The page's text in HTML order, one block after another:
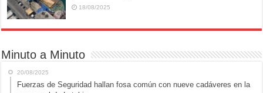
18/08/2025
Minuto a Minuto
20/08/2025
Fuerzas de Seguridad hallan fosa común con nueve cadáveres en la